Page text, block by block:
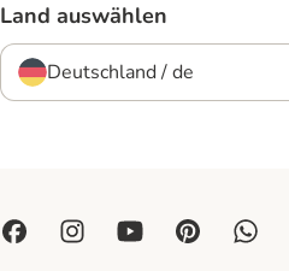
Land auswählen
Deutschland / de